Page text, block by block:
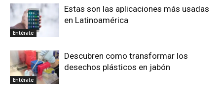
Entérate
Estas son las aplicaciones más usadas
en Latinoamérica
Entérate
Descubren como transformar los
desechos plásticos en jabón